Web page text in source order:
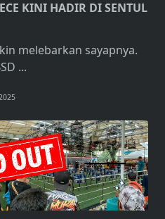
KINI HADIR DI SENTUL
melebarkan sayapnya.
...